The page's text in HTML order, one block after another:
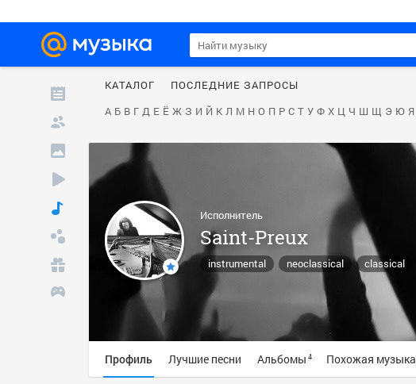
КАТАЛОГ
ПОСЛЕДНИЕ ЗАПРОСЫ
А Б В Г Д Е Ё Ж З И Й К Л М Н О П Р С Т У Ф Х Ц Ч Ш Щ Э Ю Я
Исполнитель
Saint-Preux
instrumental neoclassical classical
Профиль Лучшие песни Альбомы 4 Похожая музыка